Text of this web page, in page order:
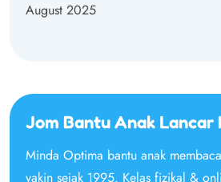
August 2025
Jom Bantu Anak Lancar
Minda Optima bantu anak
yakin sejak 1995. Kelas fizikal &